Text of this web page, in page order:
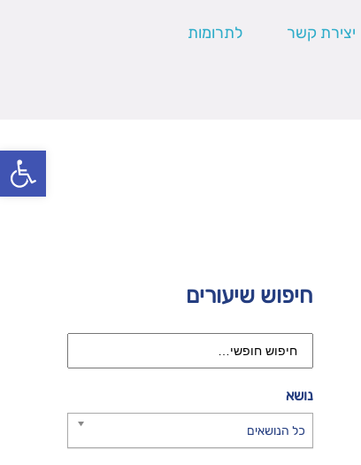
פתח
יצירת קשר לתרומות
חיפוש שיעורים
נושא
כל הנושאים